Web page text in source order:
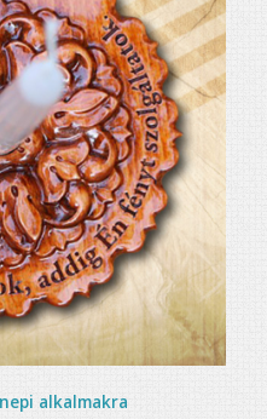
alkalmakra